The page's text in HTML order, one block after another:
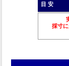
目 安
採寸